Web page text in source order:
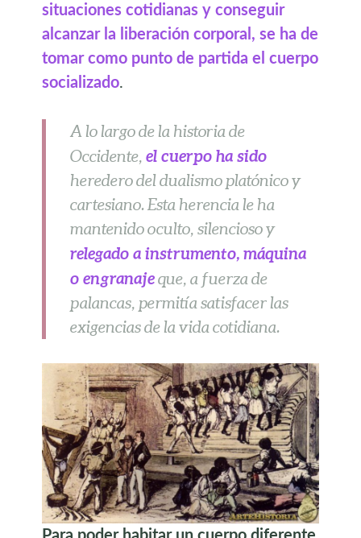
situaciones cotidianas y conseguir
alcanzar la liberación corporal, se ha de
tomar como punto de partida el cuerpo
socializado.
A lo largo de la historia de
Occidente,el cuerpo ha sido
heredero del dualismo platónico y
cartesiano. Esta herencia le ha
mantenido oculto, silencioso y
relegado a instrumento, máquina
o engranajeque, a fuerza de
palancas, permitía satisfacer las
exigencias de la vida cotidiana.